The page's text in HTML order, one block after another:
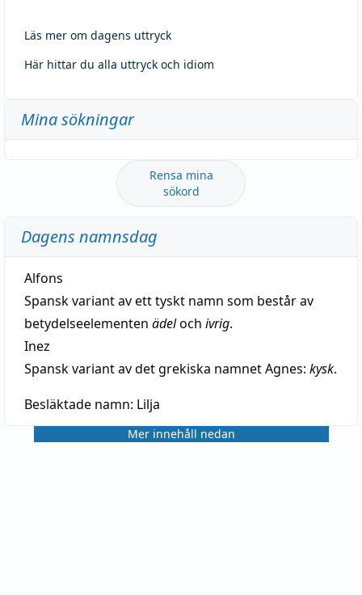
Läs mer om dagens uttryck
Här hittar du alla uttryck och idiom
Mina sökningar
Rensa mina
sökord
Dagens namnsdag
Alfons
Spansk variant av ett tyskt namn som består av
betydelseelementen ädeloch ivrig.
Inez
Spansk variant av det grekiska namnet Agnes: kysk.
Besläktade namn: Lilja
Mer innehåll nedan